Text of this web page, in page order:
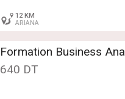
12 KM
ARIANA
Formation Business
640 DT